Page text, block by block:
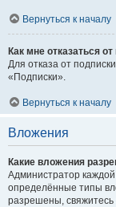
Вернуться к началу
Как мне отказаться
Для отказа от
«Подписки».
Вернуться к началу
Вложения
Какие вложения
Администратор
определённые типы
разрешены,